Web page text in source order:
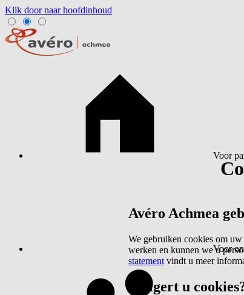
Klik door naar hoofdinhoud
Voor
Voor
Avéro Achmea
We gebruiken cookies om
werken en kunnen we u
statement vindt u meer
Weigert u